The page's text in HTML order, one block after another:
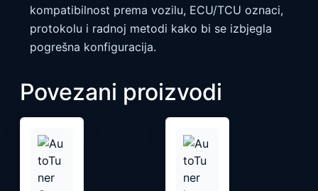
kompatibilnost prema vozilu, ECU/TCU oznaci,
protokolu i radnoj metodi kako bi se izbjegla
pogrešna konfiguracija.
Povezani proizvodi
Ovaj
proizvod
ima
više